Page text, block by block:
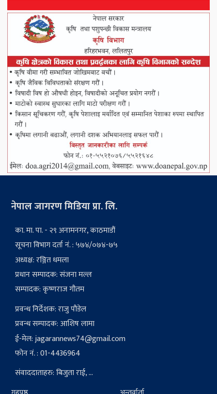
नेपाल जागरण मिडिया प्रा. लि.
का. मा. पा. - २९ अनामनगर, काठमाडौं
सूचना विभाग दर्ता नं. : ५७४/०७४-७५
अध्यक्ष: रञ्जित धमला
प्रधान सम्पादक: संजना मल्ल
सम्पादक: कृष्णराज गौतम
प्रवन्ध निर्देशक: राजु पौडेल
प्रवन्ध सम्पादक: आशिष लामा
ई-मेल:jagarannews74@gmail.com
फोन नं. : 01-4436964
संवाददाताहरु: बिजुता राई, ...